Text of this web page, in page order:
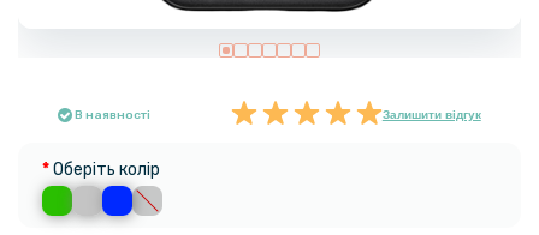
В наявності Залишити відгук
Оберіть колір